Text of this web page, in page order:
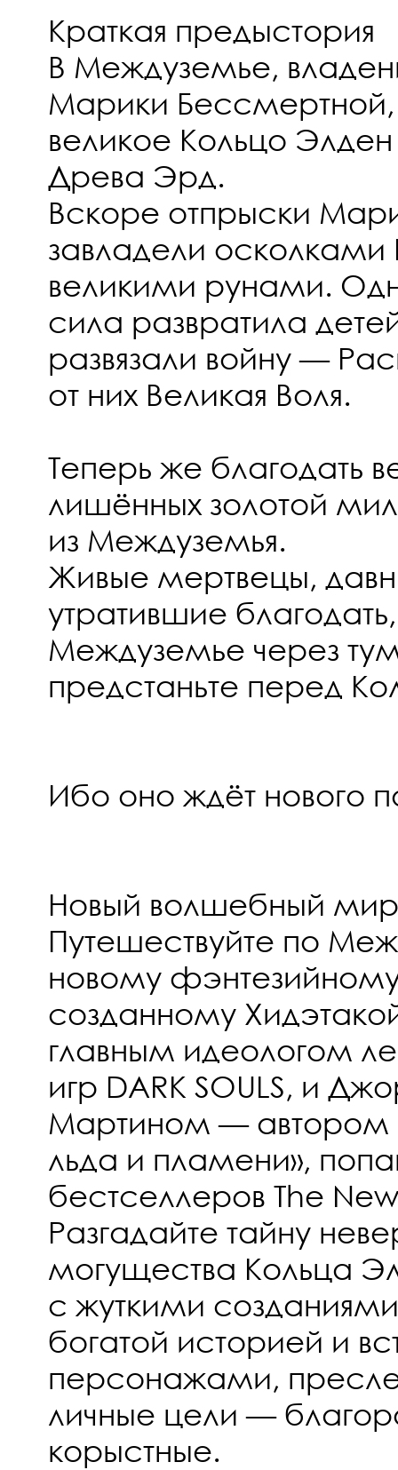
Краткая предыстория
В Междуземье,
Марики Бессмертной,
великое Кольцо
Древа Эрд.
Вскоре отпрыски
завладели
великими рунами.
сила развратила
развязали войну —
от них Великая Воля.
Теперь же благодать
лишённых золотой
из Междуземья.
Живые мертвецы,
утратившие
Междуземье через
предстаньте перед
Ибо оно ждёт нового
Новый волшебный мир
Путешествуйте по
новому
созданному
главным идеологом
игр DARK SOULS, и
Мартином — автором
льда и пламени»,
бестселлеров The
Разгадайте тайну
могущества Кольца
с жуткими
богатой историей и
персонажами,
личные цели —
корыстные.